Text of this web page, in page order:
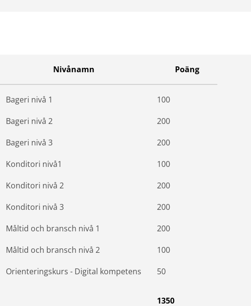
Nivånamn Poäng
Bageri nivå 1
100
Bageri nivå 2
200
Bageri nivå 3
200
Konditori nivå1
100
Konditori nivå 2
200
Konditori nivå 3
200
Måltid och bransch nivå 1
200
Måltid och bransch nivå 2
100
Orienteringskurs - Digital kompetens 50
1350